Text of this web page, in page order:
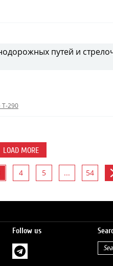
путей и
Т-290
LOAD MORE
4 5 ... 54
Follow us